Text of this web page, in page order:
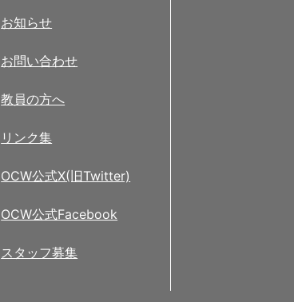
お知らせ
お問い合わせ
教員の方へ
リンク集
OCW公式X(旧Twitter)
OCW公式Facebook
スタッフ募集